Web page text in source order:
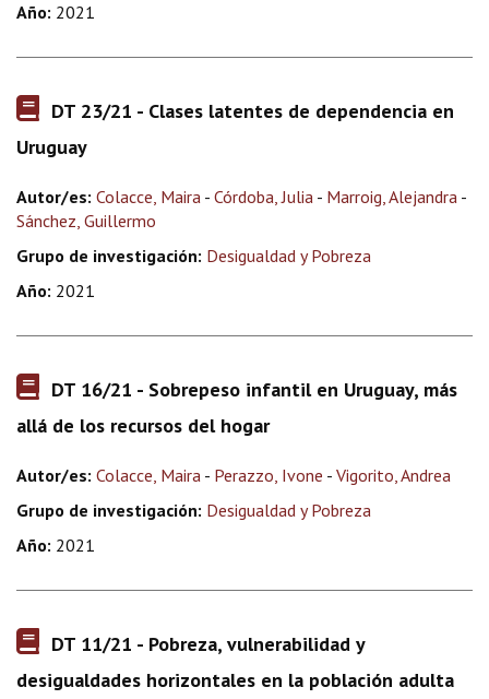
Año: 2021
DT 23/21 - Clases latentes de dependencia en
Uruguay
Autor/es: Colacce, Maira - Córdoba, Julia - Marroig, Alejandra -
Sánchez, Guillermo
Grupo de investigación: Desigualdad y Pobreza
Año: 2021
DT 16/21 - Sobrepeso infantil en Uruguay, más
allá de los recursos del hogar
Autor/es: Colacce, Maira - Perazzo, Ivone - Vigorito, Andrea
Grupo de investigación: Desigualdad y Pobreza
Año: 2021
DT 11/21 - Pobreza, vulnerabilidad y
desigualdades horizontales en la población adulta